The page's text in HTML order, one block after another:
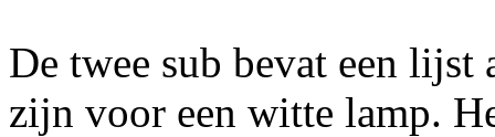
De twee sub bevat een
zijn voor een witte lamp.